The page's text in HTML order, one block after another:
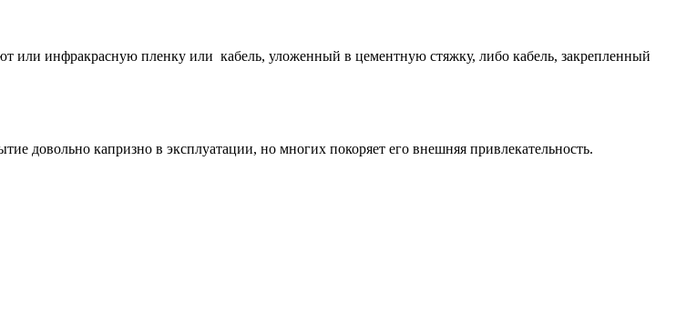
инфракрасную пленку или кабель, уложенный в цементную стяжку, либо кабель, закрепленный
довольно капризно в эксплуатации, но многих покоряет его внешняя привлекательность.